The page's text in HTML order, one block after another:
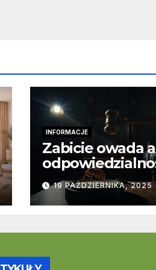
INFORMACJE
Zabicie owada a
karna – jak
to w praktyce?
19 PAŹDZIERNIKA, 2025